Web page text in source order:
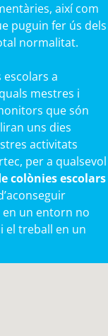
així com
puguin fer ús dels
normalitat.
a
mestres i
que són
uns dies
activitats
per a qualsevol
colònies escolars
un entorn no
el treball en un